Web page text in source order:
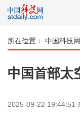
所在位置： 中国科技
中国首部太
2025-09-22 19:44:51